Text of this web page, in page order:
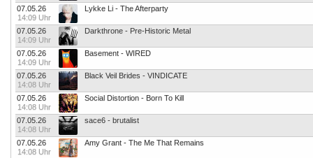
07.05.26
14:09 Uhr
Lykke Li - The Afterparty
07.05.26
14:09 Uhr
Darkthrone - Pre-Historic Metal
07.05.26
14:09 Uhr
Basement - WIRED
07.05.26
14:08 Uhr
Black Veil Brides - VINDICATE
07.05.26
14:08 Uhr
Social Distortion - Born To Kill
07.05.26
14:08 Uhr
sace6 - brutalist
07.05.26
14:08 Uhr
Amy Grant - The Me That Remains